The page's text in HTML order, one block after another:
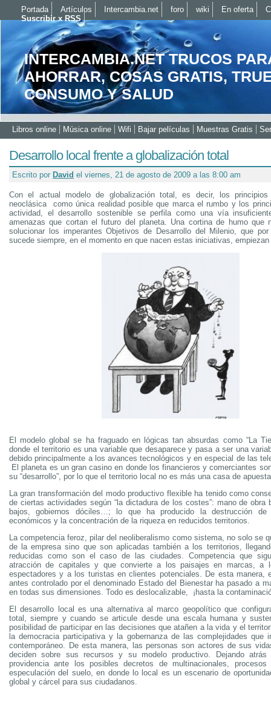
INTERCAMBIA.NET TRUCOS
AHORRAR, COSAS GRATIS,
CONSUMO Y SALUD
Libros online Música online Wifi Bajar películas Muestras Gratis
Desarrollo local frente a globalización total
Escrito por David el viernes, 21 de agosto de 2009 a las 8:00 am
Con el actual modelo de globalización total, es decir, los
neoclásica como única realidad posible que marca el rumbo y los
actividad, el desarrollo sostenible se perfila como una vía
amenazas que cortan el futuro del planeta. Una cortina de humo que
solucionar los imperantes Objetivos de Desarrollo del Milenio, que
sucede siempre, en el momento en que nacen estas iniciativas,
El modelo global se ha fraguado en lógicas tan absurdas como “La
donde el territorio es una variable que desaparece y pasa a ser una
debido principalmente a los avances tecnológicos y en especial de las
El planeta es un gran casino en donde los financieros y comerciantes
su “desarrollo”, por lo que el territorio local no es más una casa de
La gran transformación del modo productivo flexible ha tenido como
de ciertas actividades según “la dictadura de los costes”: mano de obra
bajos, gobiernos dóciles…; lo que ha producido la destrucción de
económicos y la concentración de la riqueza en reducidos territorios.
La competencia feroz, pilar del neoliberalismo como sistema, no solo se
de la empresa sino que son aplicadas también a los territorios,
reducidas como son el caso de las ciudades. Competencia que
atracción de capitales y que convierte a los paisajes en marcas, a
espectadores y a los turistas en clientes potenciales. De esta manera,
antes controlado por el denominado Estado del Bienestar ha pasado a
en todas sus dimensiones. Todo es deslocalizable, ¡hasta la
El desarrollo local es una alternativa al marco geopolítico que
total, siempre y cuando se articule desde una escala humana y
posibilidad de participar en las decisiones que atañen a la vida y el
la democracia participativa y la gobernanza de las complejidades que
contemporáneo. De esta manera, las personas son actores de sus
deciden sobre sus recursos y su modelo productivo. Dejando
providencia ante los posibles decretos de multinacionales, procesos
especulación del suelo, en donde lo local es un escenario de
global y cárcel para sus ciudadanos.
Portada Artículos Intercambia.net foro wiki En oferta
Suscribir x RSS